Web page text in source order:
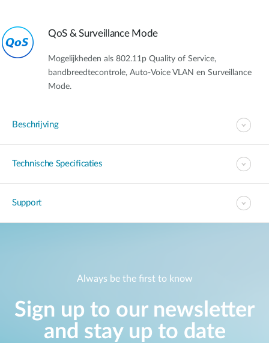
QoS & Surveillance Mode
Mogelijkheden als 802.11p Quality of Service,
bandbreedtecontrole, Auto-Voice VLAN en Surveillance
Mode.
Beschrijving
Technische Specificaties
Support
Always be the first to know
Sign up to our newsletter
and stay up to date